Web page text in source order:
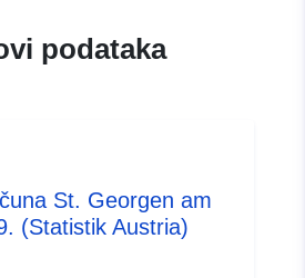
podataka
St. Georgen am
(Statistik Austria)